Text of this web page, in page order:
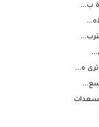
ب...
ه...